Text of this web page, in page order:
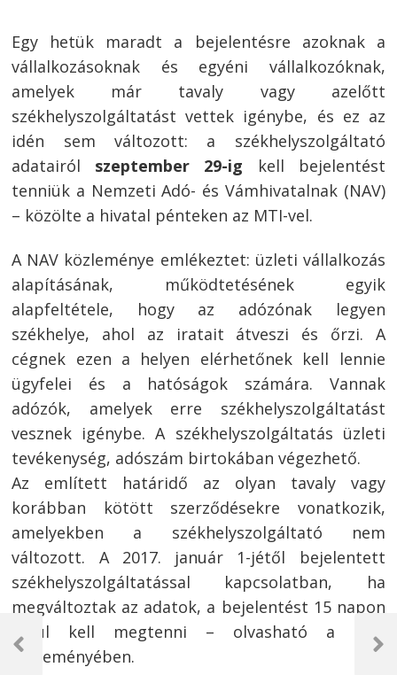
Egy hetük maradt a bejelentésre azoknak a
vállalkozásoknak és egyéni vállalkozóknak,
amelyek már tavaly vagy azelőtt
székhelyszolgáltatást vettek igénybe, és ez az
idén sem változott: a székhelyszolgáltató
adatairól szeptember 29-ig kell bejelentést
tenniük a Nemzeti Adó- és Vámhivatalnak (NAV)
– közölte a hivatal pénteken az MTI-vel.
A NAV közleménye emlékeztet: üzleti vállalkozás
alapításának, működtetésének egyik
alapfeltétele, hogy az adózónak legyen
székhelye, ahol az iratait átveszi és őrzi. A
cégnek ezen a helyen elérhetőnek kell lennie
ügyfelei és a hatóságok számára. Vannak
adózók, amelyek erre székhelyszolgáltatást
vesznek igénybe. A székhelyszolgáltatás üzleti
tevékenység, adószám birtokában végezhető.
Az említett határidő az olyan tavaly vagy
korábban kötött szerződésekre vonatkozik,
amelyekben a székhelyszolgáltató nem
változott. A 2017. január 1-jétől bejelentett
székhelyszolgáltatással kapcsolatban, ha
megváltoztak az adatok, a bejelentést 15 napon
belül kell megtenni – olvasható a NAV
közleményében.
Bejegyzés
navigáció
Previous
Next